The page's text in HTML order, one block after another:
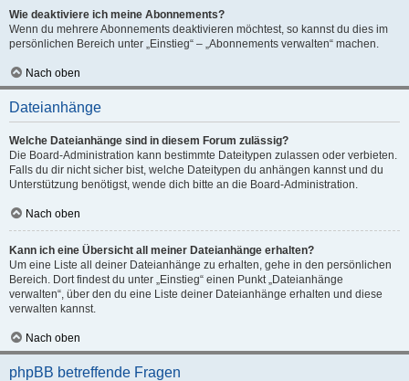
Wie deaktiviere ich meine Abonnements?
Wenn du mehrere Abonnements deaktivieren möchtest, so kannst du dies im
persönlichen Bereich unter „Einstieg“ – „Abonnements verwalten“ machen.
Nach oben
Dateianhänge
Welche Dateianhänge sind in diesem Forum zulässig?
Die Board-Administration kann bestimmte Dateitypen zulassen oder verbieten.
Falls du dir nicht sicher bist, welche Dateitypen du anhängen kannst und du
Unterstützung benötigst, wende dich bitte an die Board-Administration.
Nach oben
Kann ich eine Übersicht all meiner Dateianhänge erhalten?
Um eine Liste all deiner Dateianhänge zu erhalten, gehe in den persönlichen
Bereich. Dort findest du unter „Einstieg“ einen Punkt „Dateianhänge
verwalten“, über den du eine Liste deiner Dateianhänge erhalten und diese
verwalten kannst.
Nach oben
phpBB betreffende Fragen